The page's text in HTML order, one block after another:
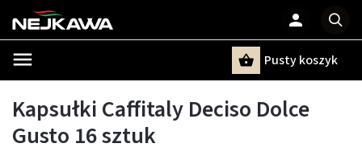
Pusty koszyk
Kapsułki Caffitaly Deciso Dolce
Gusto 16 sztuk